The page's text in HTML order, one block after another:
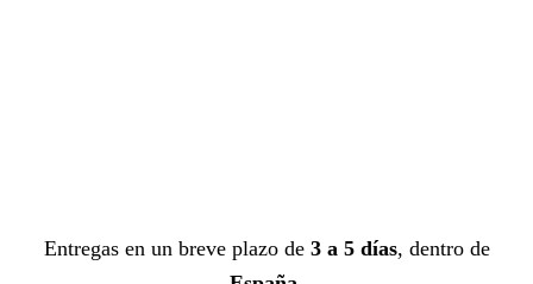
Entregas en un breve plazo de 3 a 5 días, dentro de